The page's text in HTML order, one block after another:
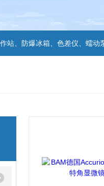
站、防爆冰箱、色差仪、蠕动